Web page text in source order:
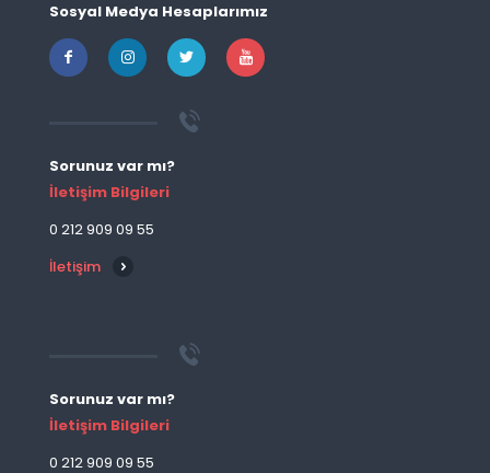
Sosyal Medya Hesaplarımız
Sorunuz var mı?
İletişim Bilgileri
0 212 909 09 55
İletişim
Sorunuz var mı?
İletişim Bilgileri
0 212 909 09 55